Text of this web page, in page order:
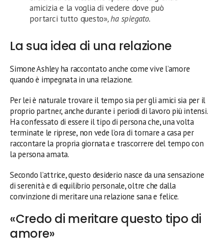
amicizia e la voglia di vedere dove può
portarci tutto questo», ha spiegato.
La sua idea di una relazione
Simone Ashley ha raccontato anche come vive l’amore
quando è impegnata in una relazione.
Per lei è naturale trovare il tempo sia per gli amici sia per il
proprio partner, anche durante i periodi di lavoro più intensi.
Ha confessato di essere il tipo di persona che, una volta
terminate le riprese, non vede l’ora di tornare a casa per
raccontare la propria giornata e trascorrere del tempo con
la persona amata.
Secondo l’attrice, questo desiderio nasce da una sensazione
di serenità e di equilibrio personale, oltre che dalla
convinzione di meritare una relazione sana e felice.
«Credo di meritare questo tipo di
amore»